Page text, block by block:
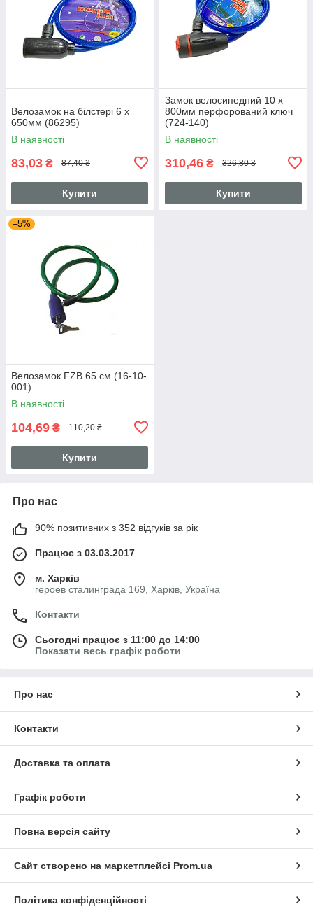
Велозамок на білстері 6 x
650мм (86295)
В наявності
83,03 ₴ 87,40 ₴
Купити
Замок велосипедний 10 x
800мм перфорований ключ
(724-140)
В наявності
310,46 ₴ 326,80 ₴
Купити
–5%
Велозамок FZB 65 см (16-10-
001)
В наявності
104,69 ₴ 110,20 ₴
Купити
Про нас
90% позитивних з 352 відгуків за рік
Працює з 03.03.2017
м. Харків
героев сталинграда 169, Харків, Україна
Контакти
Сьогодні працює з 11:00 до 14:00
Показати весь графік роботи
Про нас
Контакти
Доставка та оплата
Графік роботи
Повна версія сайту
Сайт створено на маркетплейсі Prom.ua
Політика конфіденційності